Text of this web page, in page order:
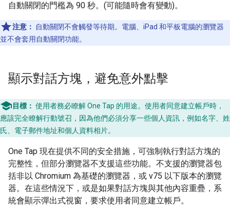
自動關閉的門檻為 90 秒。(可能隨時會有變動)。
注意：
自動關閉不會觸發等待期。電腦、iPad 和平板電腦的瀏覽器
並不會套用自動關閉功能。
顯示對話方塊，避免意外點擊
目標： 使用者務必瞭解 One Tap 的用途。使用者同意建立帳戶時，
應該完全瞭解行動號召，因為他們必須分享一些個人資訊，例如名字、姓
氏、電子郵件地址和個人資料相片。
One Tap 現在提供不同的安全措施，可強制執行對話方塊的
完整性，但部分瀏覽器不支援這些功能。不支援的瀏覽器包
括非以 Chromium 為基礎的瀏覽器，或 v75 以下版本的瀏覽
器。在這些情況下，或是如果對話方塊與其他內容重疊，系
統會顯示彈出式視窗，要求使用者同意建立帳戶。